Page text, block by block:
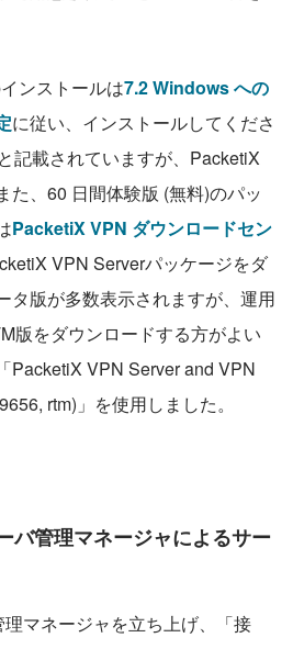
ンストールは7.2 Windows への
に従い、インストールしてくださ
記載されていますが、PacketiX
た、60 日間体験版 (無料)のパッ
PacketiX VPN ダウンロードセン
VPN Serverパッケージをダ
タ版が多数表示されますが、運用
版をダウンロードする方がよい
PacketiX VPN Server and VPN
rtm)​」を使用しました。
バ管理マネージャによるサー
マネージャを立ち上げ、「接